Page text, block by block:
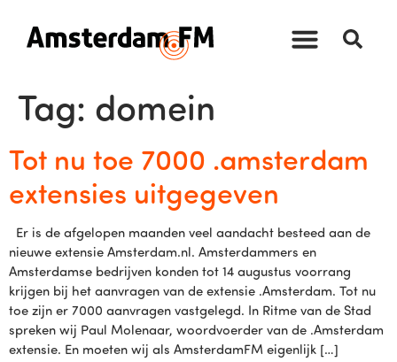
Tag: domein
Tot nu toe 7000 .amsterdam
extensies uitgegeven
Er is de afgelopen maanden veel aandacht besteed aan de
nieuwe extensie Amsterdam.nl. Amsterdammers en
Amsterdamse bedrijven konden tot 14 augustus voorrang
krijgen bij het aanvragen van de extensie .Amsterdam. Tot nu
toe zijn er 7000 aanvragen vastgelegd. In Ritme van de Stad
spreken wij Paul Molenaar, woordvoerder van de .Amsterdam
extensie. En moeten wij als AmsterdamFM eigenlijk […]